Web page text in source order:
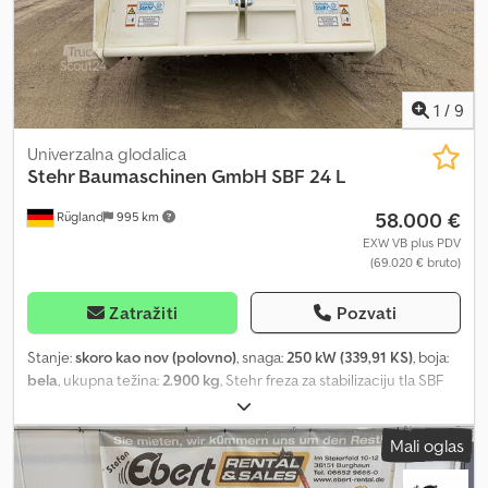
1 / 9
Rügland 995 km
Univerzalna glodalica
Stehr Baumaschinen GmbH SBF 24 L
58.000 €
EXW VB plus PDV
(69.020 € bruto)
Zatražiti Pozvati
Stanje:skoro kao nov (polovno), snaga:250 kW (339,91 KS), boja:
bela, ukupna težina:2.900 kg, Stehr freza za stabilizaciju tla SBF
24 L – godina proizvodnje 2022 – stanje kao novo Na prodaju je
Stehr freza za stabilizaciju tla tip SBF 24 L, proizvedena 2022.
godine, u izuzetno očuvanom i gotovo novom stanju. Mašina je
radila samo oko 50 radnih sati i korišćena je isključivo za lakše
Mali oglas